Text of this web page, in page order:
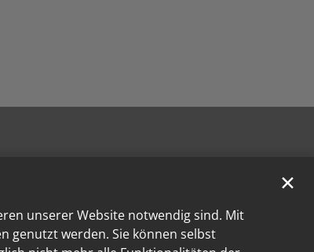
unserer Website notwendig sind. Mit
genutzt werden. Sie können selbst
✕